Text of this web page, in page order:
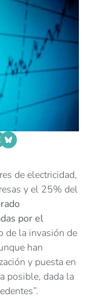
de electricidad,
y el 25% del
por el
de la invasión de
han
y puesta en
posible, dada la